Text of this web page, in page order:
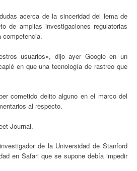
acerca de la sinceridad del lema de
de amplias investigaciones regulatorias
competencia.
usuarios», dijo ayer Google en un
en que una tecnología de rastreo que
cometido delito alguno en el marco del
al respecto.
Journal.
de la Universidad de Stanford
en Safari que se supone debía impedir